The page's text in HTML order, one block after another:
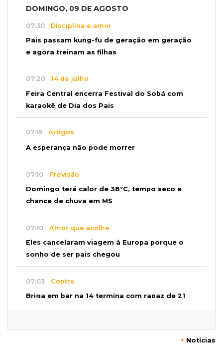
DOMINGO, 09 DE AGOSTO
07:30 Disciplina e amor
Pais passam kung-fu de geração em geração
e agora treinam as filhas
07:20 14 de julho
Feira Central encerra Festival do Sobá com
karaokê de Dia dos Pais
07:15 Artigos
A esperança não pode morrer
07:10 Previsão
Domingo terá calor de 38°C, tempo seco e
chance de chuva em MS
07:10 Amor que acolhe
Eles cancelaram viagem à Europa porque o
sonho de ser pais chegou
07:03 Centro
Briga em bar na 14 termina com rapaz de 21
+ Notícias